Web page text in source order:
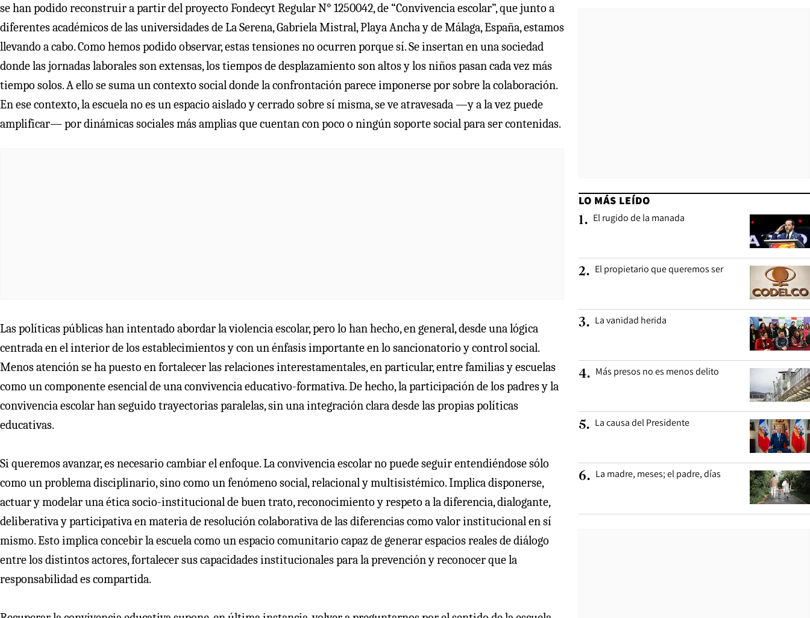
se han podido reconstruir a partir del proyecto Fondecyt Regular N° 1250042, de “Convivencia escolar”, que junto a
diferentes académicos de las universidades de La Serena, Gabriela Mistral, Playa Ancha y de Málaga, España, estamos
llevando a cabo. Como hemos podido observar, estas tensiones no ocurren porque sí. Se insertan en una sociedad
donde las jornadas laborales son extensas, los tiempos de desplazamiento son altos y los niños pasan cada vez más
tiempo solos. A ello se suma un contexto social donde la confrontación parece imponerse por sobre la colaboración.
En ese contexto, la escuela no es un espacio aislado y cerrado sobre sí misma, se ve atravesada —y a la vez puede
amplificar— por dinámicas sociales más amplias que cuentan con poco o ningún soporte social para ser contenidas.
Las políticas públicas han intentado abordar la violencia escolar, pero lo han hecho, en general, desde una lógica
centrada en el interior de los establecimientos y con un énfasis importante en lo sancionatorio y control social.
Menos atención se ha puesto en fortalecer las relaciones interestamentales, en particular, entre familias y escuelas
como un componente esencial de una convivencia educativo-formativa. De hecho, la participación de los padres y la
convivencia escolar han seguido trayectorias paralelas, sin una integración clara desde las propias políticas
educativas.
Si queremos avanzar, es necesario cambiar el enfoque. La convivencia escolar no puede seguir entendiéndose sólo
como un problema disciplinario, sino como un fenómeno social, relacional y multisistémico. Implica disponerse,
actuar y modelar una ética socio-institucional de buen trato, reconocimiento y respeto a la diferencia, dialogante,
deliberativa y participativa en materia de resolución colaborativa de las diferencias como valor institucional en sí
mismo. Esto implica concebir la escuela como un espacio comunitario capaz de generar espacios reales de diálogo
entre los distintos actores, fortalecer sus capacidades institucionales para la prevención y reconocer que la
responsabilidad es compartida.
LO MÁS LEÍDO
1. El rugido de la manada
2. El propietario que queremos ser
3. La vanidad herida
4. Más presos no es menos delito
5. La causa del Presidente
6. La madre, meses; el padre, días